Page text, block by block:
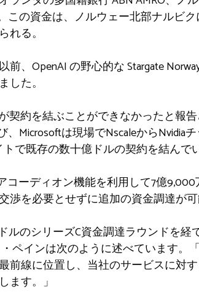
この資金は、ノルウェー北部ナルビ
れる。
前、OpenAI の野心的な Stargate
した。
契約を結ぶことができなかったと報
、Microsoftは現場でNscaleからNvidia
で既存の数十億ドルの契約を結んで
コーディオン機能を利用して7億
渉を必要とせずに追加の資金調達が可
ルのシリーズC資金調達ラウンドを経
ペインは次のように述べています。
前線に位置し、当社のサービスに対
ます。」